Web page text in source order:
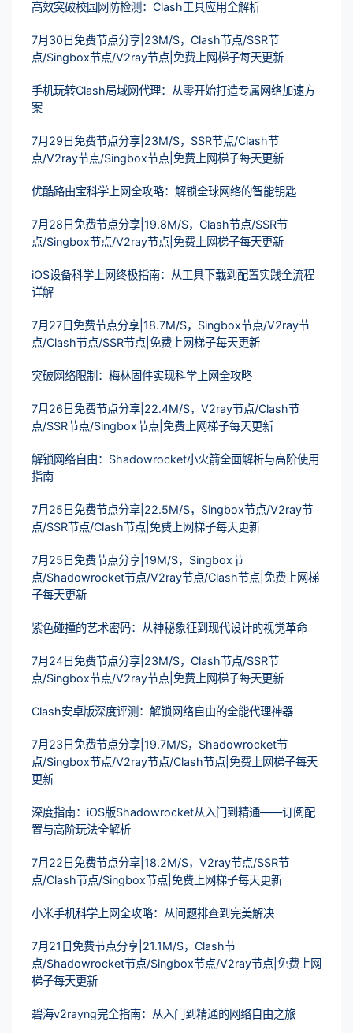
高效突破校园网防检测：Clash工具应用全解析
7月30日免费节点分享|23M/S，Clash节点/SSR节
点/Singbox节点/V2ray节点|免费上网梯子每天更新
手机玩转Clash局域网代理：从零开始打造专属网络加速方
案
7月29日免费节点分享|23M/S，SSR节点/Clash节
点/V2ray节点/Singbox节点|免费上网梯子每天更新
优酷路由宝科学上网全攻略：解锁全球网络的智能钥匙
7月28日免费节点分享|19.8M/S，Clash节点/SSR节
点/Singbox节点/V2ray节点|免费上网梯子每天更新
iOS设备科学上网终极指南：从工具下载到配置实践全流程
详解
7月27日免费节点分享|18.7M/S，Singbox节点/V2ray节
点/Clash节点/SSR节点|免费上网梯子每天更新
突破网络限制：梅林固件实现科学上网全攻略
7月26日免费节点分享|22.4M/S，V2ray节点/Clash节
点/SSR节点/Singbox节点|免费上网梯子每天更新
解锁网络自由：Shadowrocket小火箭全面解析与高阶使用
指南
7月25日免费节点分享|22.5M/S，Singbox节点/V2ray节
点/SSR节点/Clash节点|免费上网梯子每天更新
7月25日免费节点分享|19M/S，Singbox节
点/Shadowrocket节点/V2ray节点/Clash节点|免费上网梯
子每天更新
紫色碰撞的艺术密码：从神秘象征到现代设计的视觉革命
7月24日免费节点分享|23M/S，Clash节点/SSR节
点/Singbox节点/V2ray节点|免费上网梯子每天更新
Clash安卓版深度评测：解锁网络自由的全能代理神器
7月23日免费节点分享|19.7M/S，Shadowrocket节
点/Singbox节点/V2ray节点/Clash节点|免费上网梯子每天
更新
深度指南：iOS版Shadowrocket从入门到精通——订阅配
置与高阶玩法全解析
7月22日免费节点分享|18.2M/S，V2ray节点/SSR节
点/Clash节点/Singbox节点|免费上网梯子每天更新
小米手机科学上网全攻略：从问题排查到完美解决
7月21日免费节点分享|21.1M/S，Clash节
点/Shadowrocket节点/Singbox节点/V2ray节点|免费上网
梯子每天更新
碧海v2rayng完全指南：从入门到精通的网络自由之旅